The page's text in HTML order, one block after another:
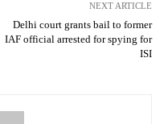
NEXT ARTICLE
Delhi court grants bail to former
IAF official arrested for spying for
ISI